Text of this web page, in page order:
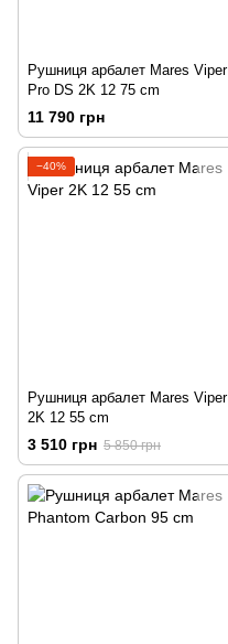
Рушниця арбалет Mares Viper
Pro DS 2K 12 75 сm
11 790 грн
−40%
Рушниця арбалет Mares Viper
2K 12 55 сm
3 510 грн 5 850 грн